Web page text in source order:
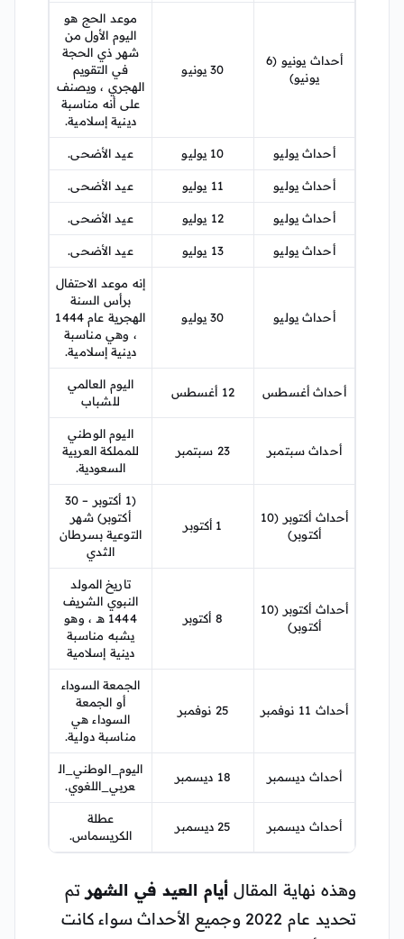
أحداث يونيو (6
يونيو)
30 يونيو
موعد الحج هو
اليوم الأول من
شهر ذي الحجة
في التقويم
الهجري ، ويصنف
على أنه مناسبة
دينية إسلامية.
أحداث يوليو 10 يوليو عيد الأضحى.
أحداث يوليو 11 يوليو عيد الأضحى.
أحداث يوليو 12 يوليو عيد الأضحى.
أحداث يوليو 13 يوليو عيد الأضحى.
أحداث يوليو 30 يوليو
إنه موعد الاحتفال
برأس السنة
الهجرية عام 1444
، وهي مناسبة
دينية إسلامية.
أحداث أغسطس 12 أغسطس
اليوم العالمي
للشباب
أحداث سبتمبر 23 سبتمبر
اليوم الوطني
للمملكة العربية
السعودية.
أحداث أكتوبر (10
أكتوبر)
1 أكتوبر
(1 أكتوبر – 30
أكتوبر) شهر
التوعية بسرطان
الثدي
أحداث أكتوبر (10
أكتوبر)
8 أكتوبر
تاريخ المولد
النبوي الشريف
1444 هـ ، وهو
يشبه مناسبة
دينية إسلامية
أحداث 11 نوفمبر 25 نوفمبر
الجمعة السوداء
أو الجمعة
السوداء هي
مناسبة دولية.
أحداث ديسمبر 18 ديسمبر
اليوم_الوطني_ال
عربي_اللغوي.
أحداث ديسمبر 25 ديسمبر
عطلة
الكريسماس.
وهذه نهاية المقال أيام العيد في الشهر تم
تحديد عام 2022 وجميع الأحداث سواء كانت